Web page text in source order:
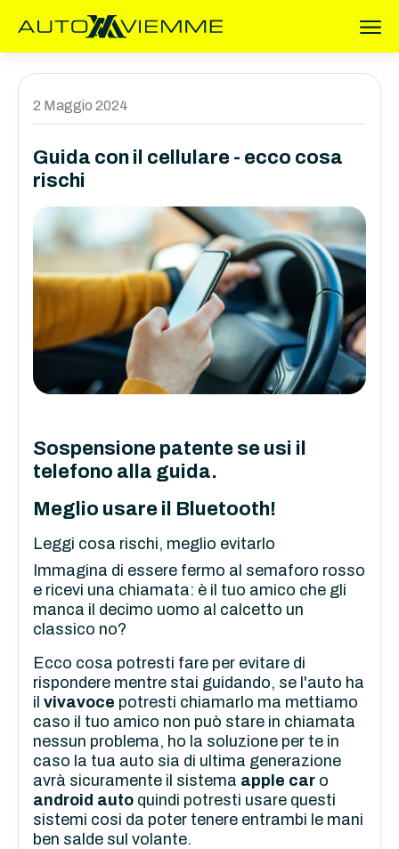
2 Maggio 2024
Guida con il cellulare - ecco cosa
rischi
Sospensione patente se usi il
telefono alla guida.
Meglio usare il Bluetooth!
Leggi cosa rischi, meglio evitarlo
Immagina di essere fermo al semaforo rosso
e ricevi una chiamata: è il tuo amico che gli
manca il decimo uomo al calcetto un
classico no?
Ecco cosa potresti fare per evitare di
rispondere mentre stai guidando, se l'auto ha
il vivavoce potresti chiamarlo ma mettiamo
caso il tuo amico non può stare in chiamata
nessun problema, ho la soluzione per te in
caso la tua auto sia di ultima generazione
avrà sicuramente il sistema apple car o
android auto quindi potresti usare questi
sistemi cosi da poter tenere entrambi le mani
ben salde sul volante.